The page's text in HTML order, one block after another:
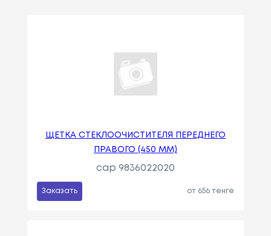
ЩЕТКА СТЕКЛООЧИСТИТЕЛЯ ПЕРЕДНЕГО
ПРАВОГО (450 ММ)
cap 9836022020
Заказать от 656 тенге